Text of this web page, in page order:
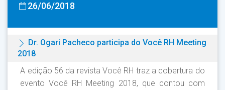
26/06/2018
Dr. Ogari Pacheco participa do Você RH Meeting
2018
A edição 56 da revista Você RH traz a cobertura do
evento Você RH Meeting 2018, que contou com